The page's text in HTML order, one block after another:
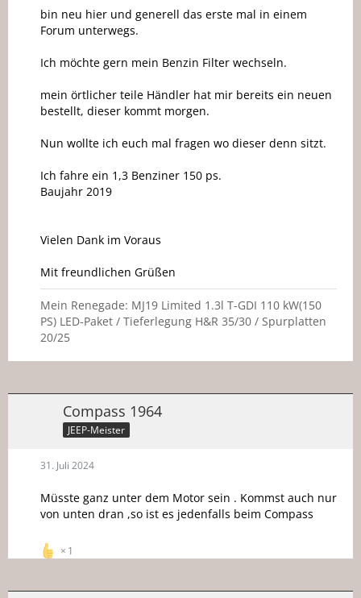
bin neu hier und generell das erste mal in einem
Forum unterwegs.
Ich möchte gern mein Benzin Filter wechseln.
mein örtlicher teile Händler hat mir bereits ein neuen
bestellt, dieser kommt morgen.
Nun wollte ich euch mal fragen wo dieser denn sitzt.
Ich fahre ein 1,3 Benziner 150 ps.
Baujahr 2019
Vielen Dank im Voraus
Mit freundlichen Grüßen
Mein Renegade: MJ19 Limited 1.3l T-GDI 110 kW(150
PS) LED-Paket / Tieferlegung H&R 35/30 / Spurplatten
20/25
Compass 1964
JEEP-Meister
31. Juli 2024
Müsste ganz unter dem Motor sein . Kommst auch nur
von unten dran ,so ist es jedenfalls beim Compass
1